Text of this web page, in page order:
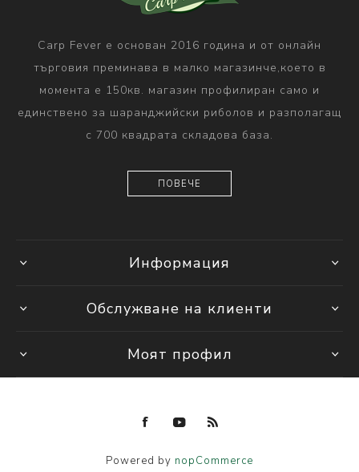
Carp Fever е основан 2016 година и от онлайн
търговия преминава в малко магазинче,което в
момента е 150кв. магазин профилиран само и
единствено за шаранджийски риболов и разполагащ
с 700 квадрата складова база.
ПОВЕЧЕ
Информация
Обслужване на клиенти
Моят профил
Powered by nopCommerce